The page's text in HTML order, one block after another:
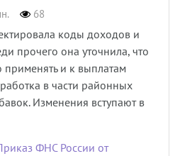
68
коды доходов и
прочего она уточнила, что
и к выплатам
в части районных
Изменения вступают в
ФНС России от